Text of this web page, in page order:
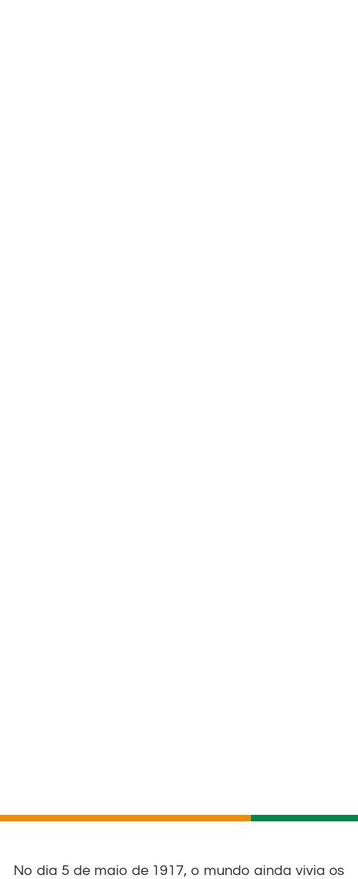
No dia 5 de maio de 1917, o mundo ainda vivia os